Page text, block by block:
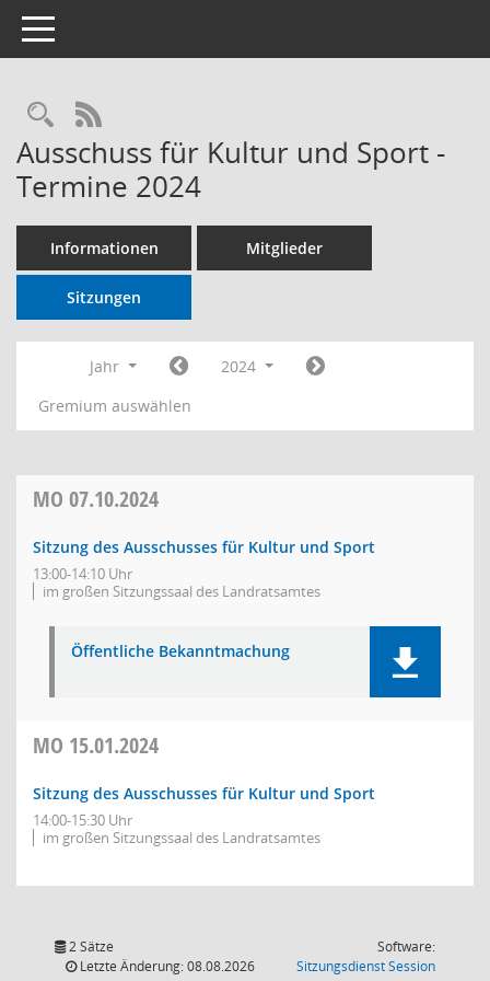
Toggle navigation
RSS-Feed
Ausschuss für Kultur und Sport -
Termine 2024
Informationen Mitglieder
Sitzungen
Jahr
2024
Gremium auswählen
MO 07.10.2024
Sitzung des Ausschusses für Kultur und Sport
13:00-14:10 Uhr
im großen Sitzungssaal des Landratsamtes
Öffentliche Bekanntmachung
MO 15.01.2024
Sitzung des Ausschusses für Kultur und Sport
14:00-15:30 Uhr
im großen Sitzungssaal des Landratsamtes
2 Sätze
Letzte Änderung: 08.08.2026
Software:
SitzungsdienstSession(Wird in